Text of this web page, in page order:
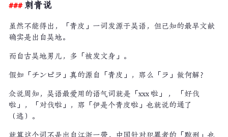
刺青说
虽然不能得出，「青皮」一词发源于吴语，但已知的最早文献
确实是出自吴地。
而自古吴地男儿，多「被发文身」。
假如「チンピラ」真的源自「青皮」，那么「ラ」做何解？
众说周知，吴语最爱用的语气词就是「xxx 啦」 ， 「好伐
啦」，「对伐啦」，那「伊是个青皮啦」也就说的通了
（逃）。
就算这个词不是出自江浙一带，中国针对犯罪者的「黥刑」也